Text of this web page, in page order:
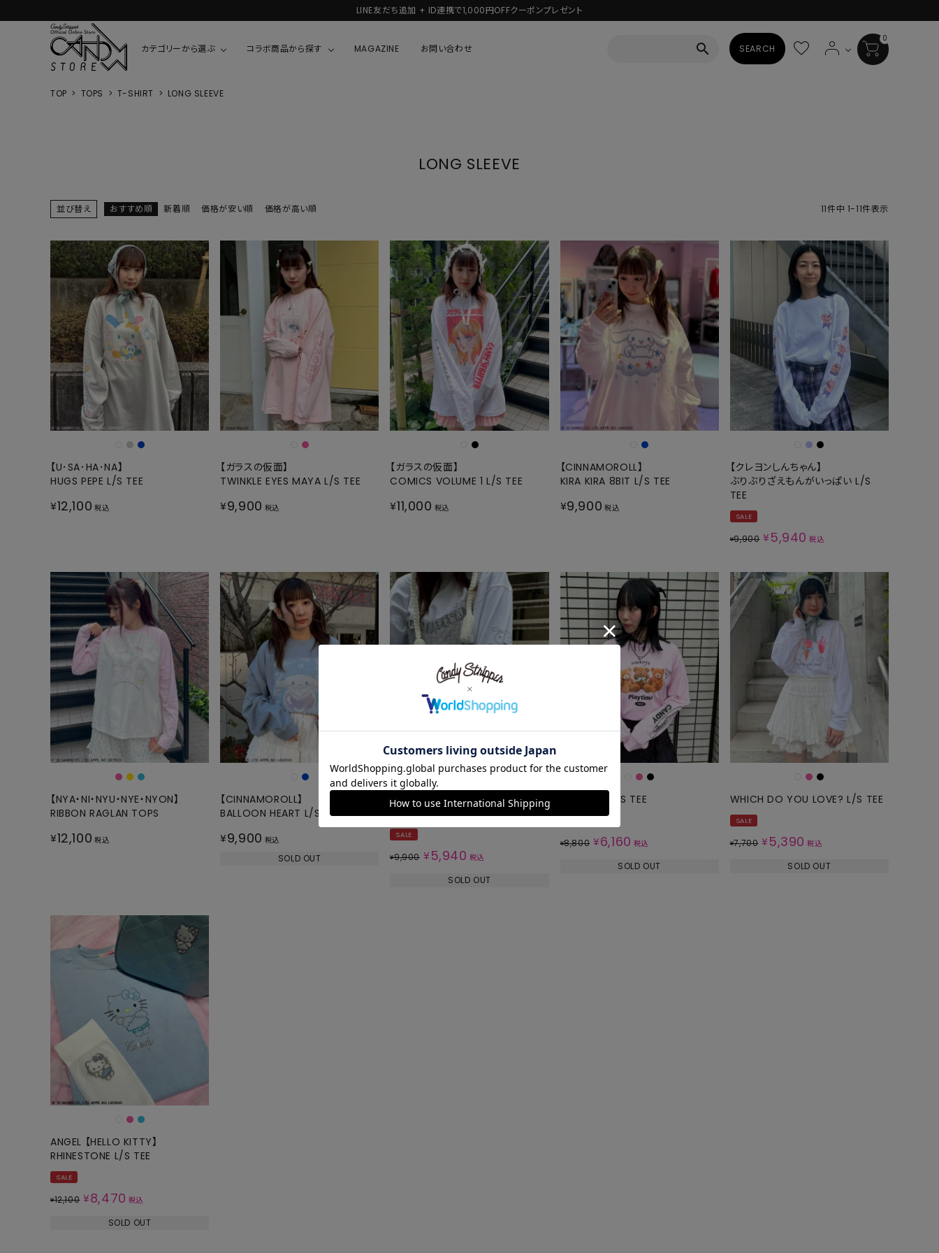
新規会員登録で1,000円分のポイントプレゼント！
カテゴリーから選ぶ
SWEAT
CARDIGAN
OTHER
JACKET
ONE PIECE
ALL
ONE PIECE
JUMPER SKIRT
PANTS
ALL
PANTS
SHORT PANTS
SALOPETTE
SKIRT
ALL
PEPE
ALL
SALE
ALL
ALL
SHOES
GOODS
ALL
UMBRELLA
NECK WARMER
ACCESSORIES
コラボ商品から探す
はぴだんぶい
クレヨンしんちゃん MIKIOSAKABE・THREE TREASURES
HELLO KITTY ダンダダン
MAGAZINE お問い合わせ search SEARCH
0
TOP TOPS T-SHIRT LONG SLEEVE
LONG SLEEVE
並び替え おすすめ順 新着順 価格が安い順 価格が高い順 11件中 1-11件表示
【U･SA･HA･NA】
HUGS PEPE L/S TEE
¥12,100 税込
【ガラスの仮面】
TWINKLE EYES MAYA L/S TEE
¥9,900 税込
【ガラスの仮面】
COMICS VOLUME 1 L/S TEE
¥11,000 税込
【CINNAMOROLL】
KIRA KIRA 8BIT L/S TEE
¥9,900 税込
【クレヨンしんちゃん】
ぶりぶりざえもんがいっぱい L/S
TEE
SALE
¥9,900 ¥ 5,940 税込
【NYA・NI・NYU・NYE・NYON】
RIBBON RAGLAN TOPS
¥12,100 税込
【CINNAMOROLL】
BALLOON HEART L/S TEE
¥9,900 税込
SOLD OUT
【クレヨンしんちゃん】
シロがいっぱいL/S TEE
SALE
¥9,900 ¥ 5,940 税込
SOLD OUT
PLAYTIME L/S TEE
¥8,800 ¥6,160 税込
SOLD OUT
WHICH DO YOU LOVE? L/S TEE
SALE
¥7,700 ¥ 5,390 税込
SOLD OUT
ANGEL 【HELLO KITTY】
RHINESTONE L/S TEE
SALE
¥12,100 ¥8,470 税込
SOLD OUT